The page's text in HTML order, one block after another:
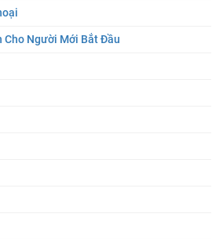
Cho Người Mới Bắt Đầu